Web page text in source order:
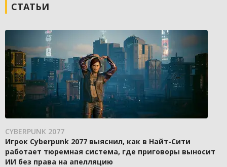
СТАТЬИ
CYBERPUNK 2077
Игрок Cyberpunk 2077 выяснил, как в Найт-Сити
работает тюремная система, где приговоры выносит
ИИ без права на апелляцию